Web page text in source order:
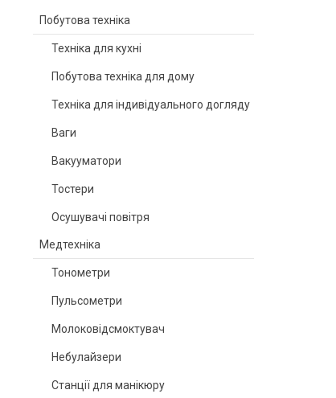
Побутова техніка
Техніка для кухні
Побутова техніка для дому
Техніка для індивідуального догляду
Ваги
Вакууматори
Тостери
Осушувачі повітря
Медтехніка
Тонометри
Пульсометри
Молоковідсмоктувач
Небулайзери
Станції для манікюру